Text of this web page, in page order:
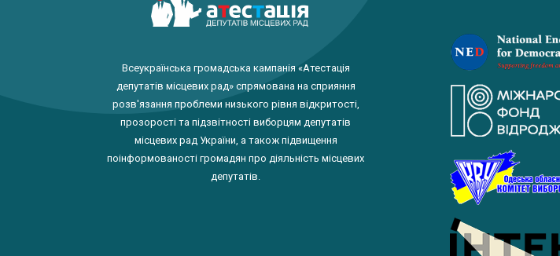
Всеукраїнська громадська кампанія «Атестація
депутатів місцевих рад» спрямована на сприяння
розв'язання проблеми низького рівня відкритості,
прозорості та підзвітності виборцям депутатів
місцевих рад України, а також підвищення
поінформованості громадян про діяльність місцевих
депутатів.